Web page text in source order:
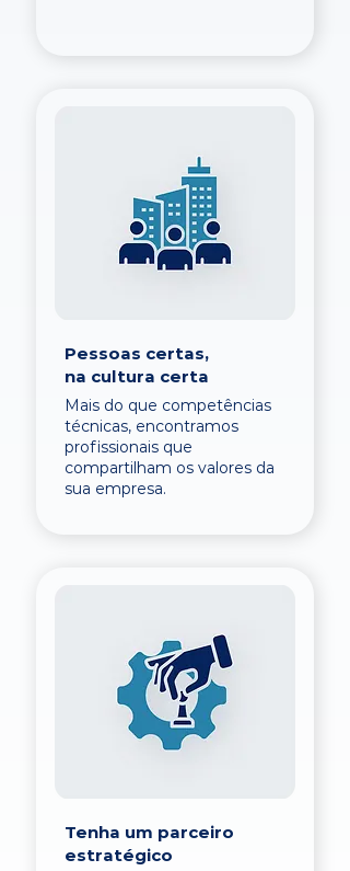
Pessoas certas,
na cultura certa
Mais do que competências
técnicas, encontramos
profissionais que
compartilham os valores da
sua empresa.
Tenha um parceiro
estratégico